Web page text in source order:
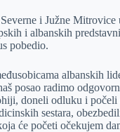
i Južne
i albanskih
pobedio.
albanskih
posao radimo
doneli odluku i
sestara,
će početi očekujem